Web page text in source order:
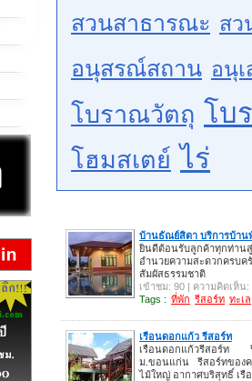
สวนสาธารณะ สว
อนุสรณ์สถาน อนุ
โบราณวัตถุ โบ
โฮมสเตย์ ไร่
บ้านธัณย์สิตา บริการบ้าน
ยินดีต้อนรับลูกค้าทุกท่าน
อำนวยความสะดวกครบ
สัมผัสธรรมชาติ
เข้าชม: 90 | ความคิดเห็น:
Tags : ที่พัก รีสอร์ท ทะเล
เรือนดอกแก้ว รีสอร์ท
เรือนดอกแก้วรีสอร์ท
ม.ขอนแก่น รีสอร์ทของ
ไม้ใหญ่ อากาศบริสุทธิ์ เรื